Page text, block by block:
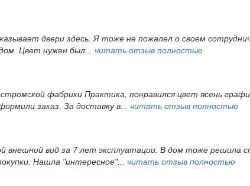
двери здесь. Я тоже не пожалел о своем
Цвет нужен был... читать отзыв полностью
фабрики Практика, понравился цвет ясень
заказ. За доставку в... читать отзыв полностью
внешний вид за 7 лет эксплуатации. В дом тоже решила
Нашла "интересное"... читать отзыв полностью